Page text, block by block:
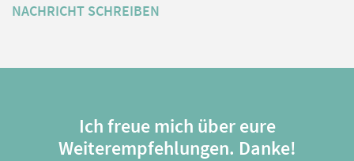
NACHRICHT SCHREIBEN
Ich freue mich über eure
Weiterempfehlungen. Danke!